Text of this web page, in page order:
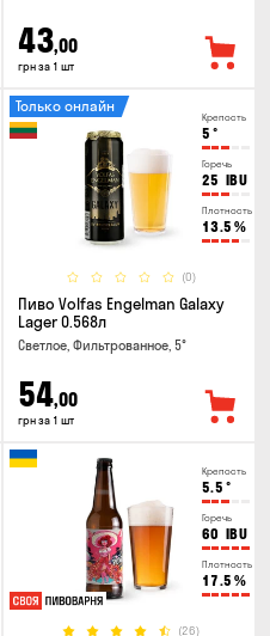
43,00
грн за 1 шт
Крепость
5 °
Горечь
25 IBU
Плотность
13.5 %
(0)
Только онлайн
Пиво Volfas Engelman Galaxy
Lager 0.568л
Светлое, Фильтрованное, 5°
54,00
грн за 1 шт
Крепость
5.5 °
Горечь
60 IBU
Плотность
17.5 %
(26)